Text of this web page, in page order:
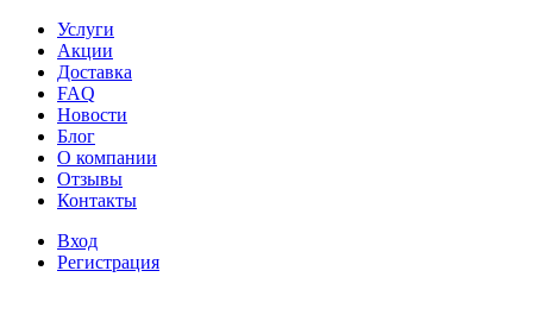
Услуги
Акции
Доставка
FAQ
Новости
Блог
О компании
Отзывы
Контакты
Вход
Регистрация